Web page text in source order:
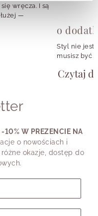
wręcza. I są
—
o
Styl nie jest
musisz być
chcesz
swojego
dziś
Czytaj
-10% W PREZENCIE NA
o nowościach i
okazje, dostęp do